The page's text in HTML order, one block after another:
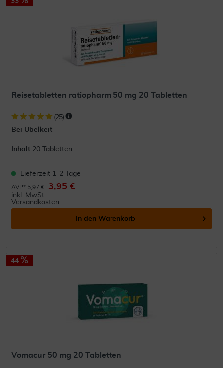
Reisetabletten ratiopharm 50 mg 20 Tabletten
(25)
Bei Übelkeit
Inhalt 20 Tabletten
Lieferzeit 1-2 Tage
AVP* 5,97 € 3,95 €
inkl. MwSt.
Versandkosten
In den Warenkorb
44
Vomacur 50 mg 20 Tabletten